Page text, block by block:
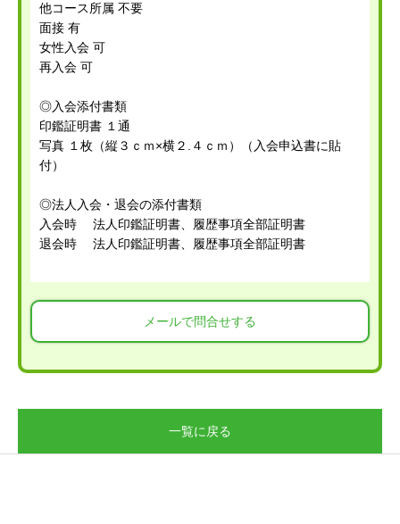
他コース所属 不要
面接 有
女性入会 可
再入会 可
◎入会添付書類
印鑑証明書 １通
写真 １枚（縦３ｃｍ×横２.４ｃｍ）（入会申込書に貼
付）
◎法人入会・退会の添付書類
入会時 法人印鑑証明書、履歴事項全部証明書
退会時 法人印鑑証明書、履歴事項全部証明書
メールで問合せする
一覧に戻る